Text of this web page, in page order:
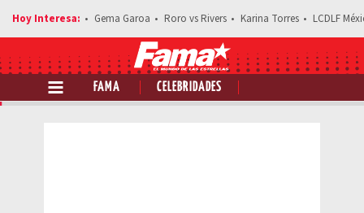
Gema Garoa Roro vs Rivers Karina Torres LCDLF
FAMA CELEBRIDADES
Comparte esta noticia